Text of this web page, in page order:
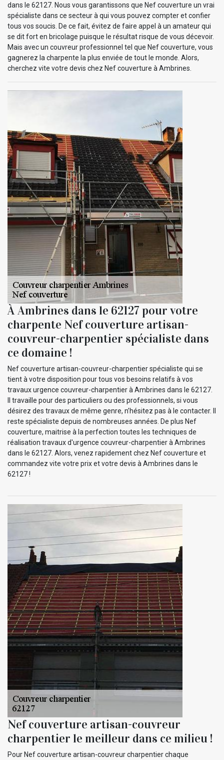
dans le 62127. Nous vous garantissons que Nef couverture un vrai
spécialiste dans ce secteur à qui vous pouvez compter et confier
tous vos soucis. De ce fait, évitez de faire appel à un amateur qui
se dit fort en bricolage puisque le résultat risque de vous décevoir.
Mais avec un couvreur professionnel tel que Nef couverture, vous
gagnerez la charpente la plus enviée de tout le monde. Alors,
cherchez vite votre devis chez Nef couverture à Ambrines.
À Ambrines dans le 62127 pour votre
charpente Nef couverture artisan-
couvreur-charpentier spécialiste dans
ce domaine !
Nef couverture artisan-couvreur-charpentier spécialiste qui se
tient à votre disposition pour tous vos besoins relatifs à vos
travaux urgence couvreur-charpentier à Ambrines dans le 62127.
Il travaille pour des particuliers ou des professionnels, si vous
désirez des travaux de même genre, n’hésitez pas à le contacter. Il
reste spécialiste depuis de nombreuses années. De plus Nef
couverture, maitrise à la perfection toutes les techniques de
réalisation travaux d'urgence couvreur-charpentier à Ambrines
dans le 62127. Alors, venez rapidement chez Nef couverture et
commandez vite votre prix et votre devis à Ambrines dans le
62127 !
Nef couverture artisan-couvreur
charpentier le meilleur dans ce milieu !
Pour Nef couverture artisan-couvreur charpentier chaque